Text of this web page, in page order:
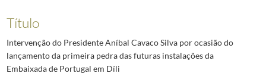
Título
Intervenção do Presidente Aníbal Cavaco Silva por ocasião do
lançamento da primeira pedra das futuras instalações da
Embaixada de Portugal em Díli